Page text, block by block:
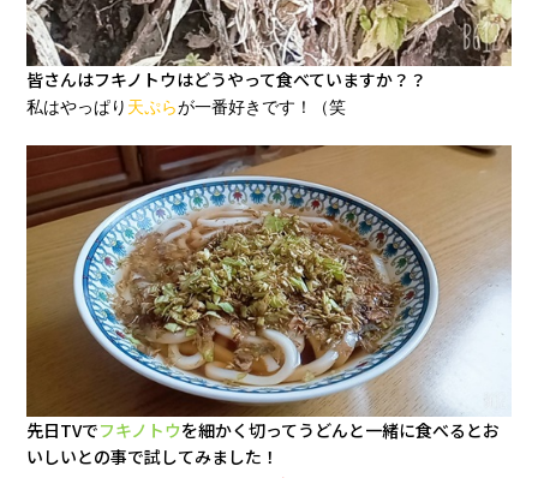
皆さんはフキノトウはどうやって食べていますか？？
私はやっぱり 天ぷらが一番好きです！（笑
先日TVでフキノトウを細かく切ってうどんと一緒に食べるとお
いしいとの事で試してみました！